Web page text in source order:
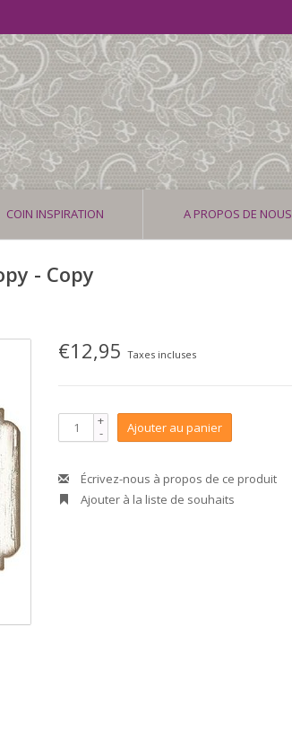
COIN INSPIRATION A PROPOS DE NOUS
- Copy
€12,95Taxes incluses
+
- Ajouter au panier
Écrivez-nous à propos de ce produit
Ajouter à la liste de souhaits